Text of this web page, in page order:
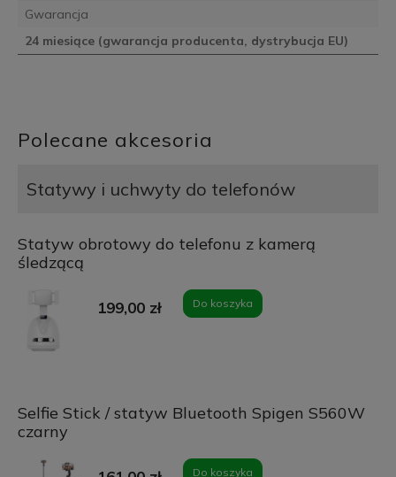
Gwarancja
24 miesiące (gwarancja producenta, dystrybucja EU)
Polecane akcesoria
Statywy i uchwyty do telefonów
Statyw obrotowy do telefonu z kamerą
śledzącą
199,00 zł Do koszyka
Selfie Stick / statyw Bluetooth Spigen S560W
czarny
Do koszyka